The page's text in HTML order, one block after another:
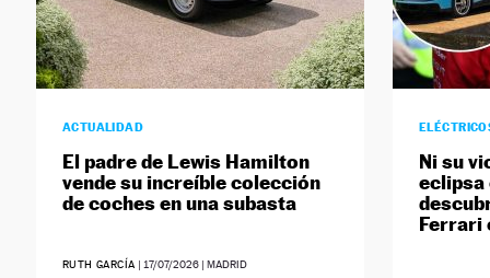
ACTUALIDAD
El padre de Lewis Hamilton
vende su increíble colección
de coches en una subasta
RUTH GARCÍA | 17/07/2026 | MADRID
Ni su
eclipsa
Ferrari